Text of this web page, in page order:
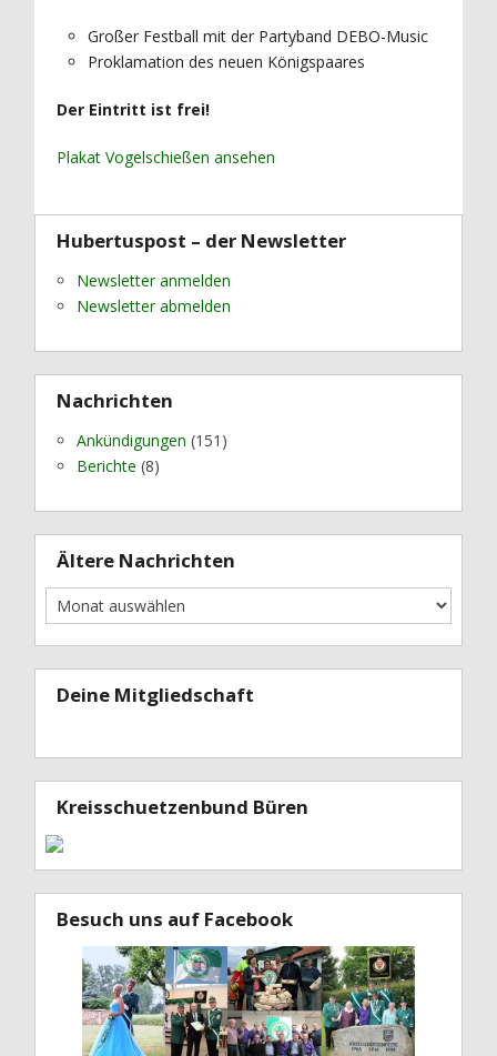
Großer Festball mit der Partyband DEBO-Music
Proklamation des neuen Königspaares
Der Eintritt ist frei!
Plakat Vogelschießen ansehen
Hubertuspost – der Newsletter
Newsletter anmelden
Newsletter abmelden
Nachrichten
Ankündigungen (151)
Berichte (8)
Ältere Nachrichten
Deine Mitgliedschaft
Kreisschuetzenbund Büren
Besuch uns auf Facebook